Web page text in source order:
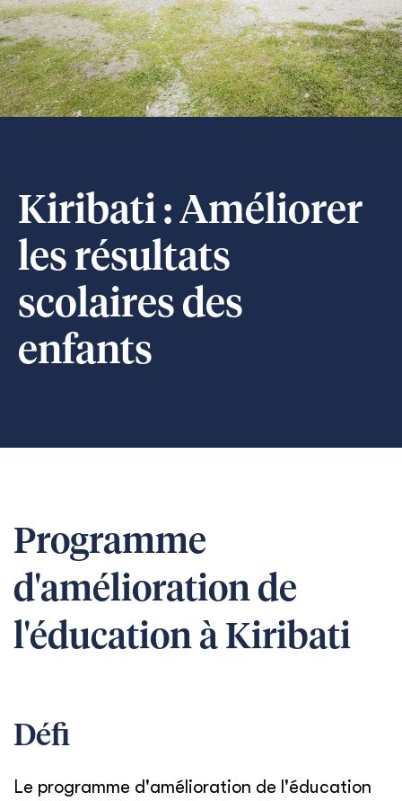
Kiribati : Améliorer
les résultats
scolaires des
enfants
Programme
d'amélioration de
l'éducation à Kiribati
Défi
Le programme d'amélioration de l'éducation